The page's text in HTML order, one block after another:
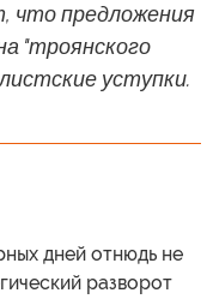
что предложения
"троянского
уступки.
дней отнюдь не
разворот